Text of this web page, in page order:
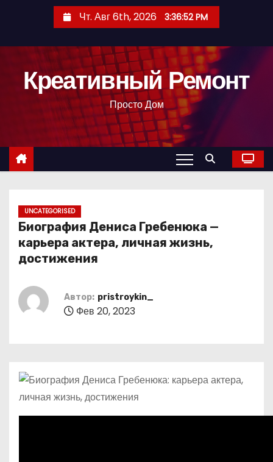
с
Чт. Авг 6th, 2026 3:36:53 PM
Креативный Ремонт
Просто Дом
UNCATEGORISED
Биография Дениса Гребенюка —
карьера актера, личная жизнь,
достижения
Автор: pristroykin_
Фев 20, 2023